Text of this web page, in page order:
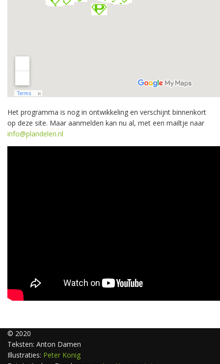
Het programma is nog in ontwikkeling en verschijnt binnenkort
op deze site. Maar aanmelden kan nu al, met een mailtje naar
info@plandelen.nl
© 2020
Teksten: Anton Damen
Illustraties: Peter Konig